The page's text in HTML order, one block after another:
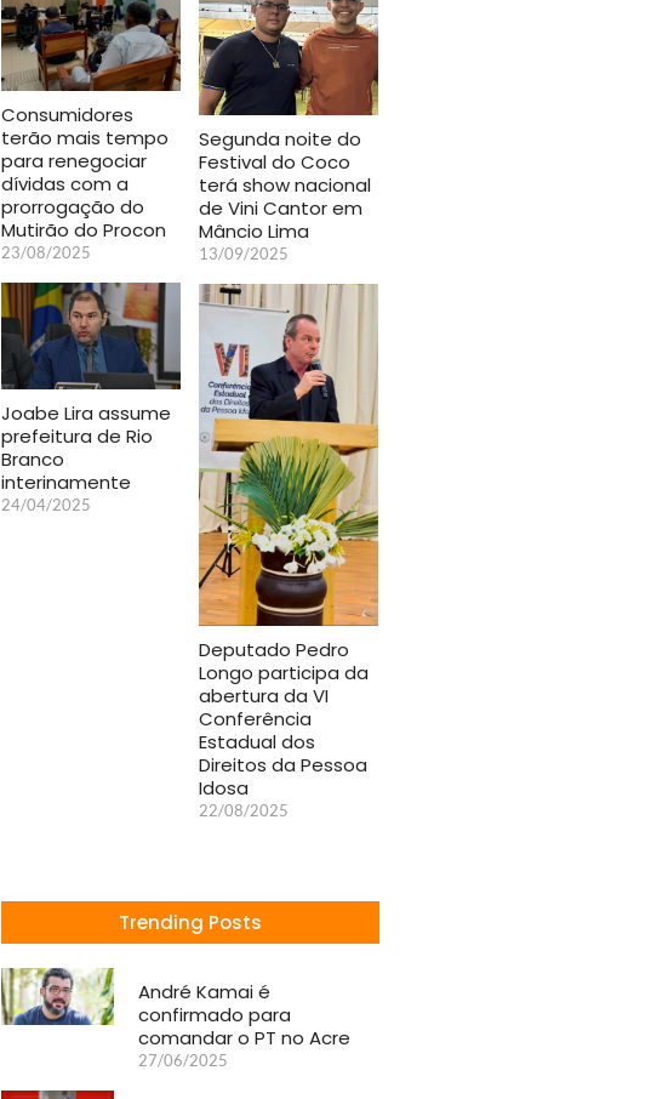
Consumidores
terão mais tempo
para renegociar
dívidas com a
prorrogação do
Mutirão do Procon
23/08/2025
Segunda noite do
Festival do Coco
terá show nacional
de Vini Cantor em
Mâncio Lima
13/09/2025
Joabe Lira assume
prefeitura de Rio
Branco
interinamente
24/04/2025
Deputado Pedro
Longo participa da
abertura da VI
Conferência
Estadual dos
Direitos da Pessoa
Idosa
22/08/2025
Trending Posts
André Kamai é
confirmado para
comandar o PT no Acre
27/06/2025